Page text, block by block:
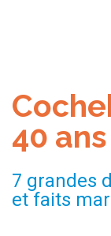
40
7 grandes
et faits